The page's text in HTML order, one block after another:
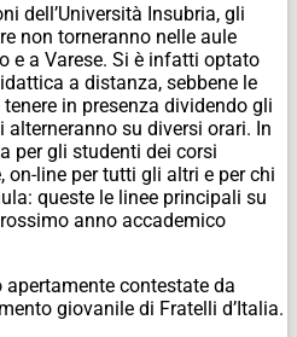
dell’Università Insubria, gli
non torneranno nelle aule
e a Varese. Si è infatti optato
a distanza, sebbene le
in presenza dividendo gli
su diversi orari. In
per gli studenti dei corsi
on-line per tutti gli altri e per chi
queste le linee principali su
anno accademico
contestate da
giovanile di Fratelli d’Italia.